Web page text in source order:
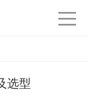
选型